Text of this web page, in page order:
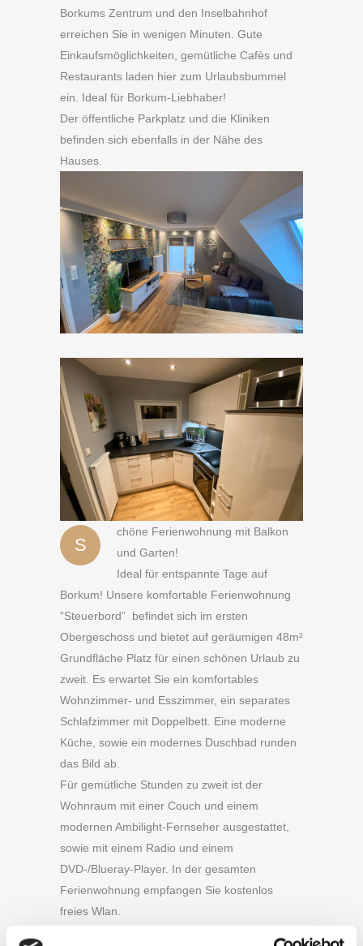
Borkums Zentrum und den Inselbahnhof
erreichen Sie in wenigen Minuten. Gute
Einkaufsmöglichkeiten, gemütliche Cafès und
Restaurants laden hier zum Urlaubsbummel
ein. Ideal für Borkum-Liebhaber!
Der öffentliche Parkplatz und die Kliniken
befinden sich ebenfalls in der Nähe des
Hauses.
S
chöne Ferienwohnung mit Balkon
und Garten!
Ideal für entspannte Tage auf
Borkum! Unsere komfortable Ferienwohnung
“Steuerbord” befindet sich im ersten
Obergeschoss und bietet auf geräumigen 48m²
Grundfläche Platz für einen schönen Urlaub zu
zweit. Es erwartet Sie ein komfortables
Wohnzimmer- und Esszimmer, ein separates
Schlafzimmer mit Doppelbett. Eine moderne
Küche, sowie ein modernes Duschbad runden
das Bild ab.
Für gemütliche Stunden zu zweit ist der
Wohnraum mit einer Couch und einem
modernen Ambilight-Fernseher ausgestattet,
sowie mit einem Radio und einem
DVD-/Blueray-Player. In der gesamten
Ferienwohnung empfangen Sie kostenlos
freies Wlan.